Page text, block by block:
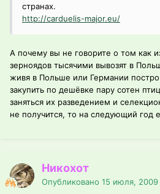
странах.
http://carduelis-major.eu/
А почему вы не говорите о том как
зерноядов тысячими вывозят в
живя в Польше или Германии
закупить по дешёвке пару сотен
заняться их разведением и
не получится, то на следующий год
Никохот
Опубликовано 15 июля, 2009